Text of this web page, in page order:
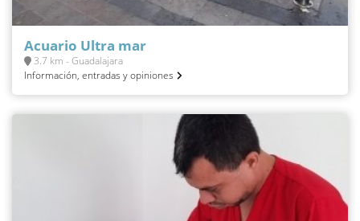
Acuario Ultra mar
3.7 km - Guadalajara
Información, entradas y opiniones